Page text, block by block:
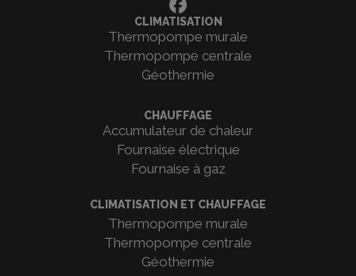
CLIMATISATION
Thermopompe murale
Thermopompe centrale
Géothermie
CHAUFFAGE
Accumulateur de chaleur
Fournaise électrique
Fournaise à gaz
CLIMATISATION ET CHAUFFAGE
Thermopompe murale
Thermopompe centrale
Géothermie